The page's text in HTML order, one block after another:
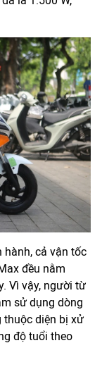
cả vận tốc
đều nằm
Vì vậy, người từ
sử dụng dòng
thuộc diện bị xử
độ tuổi theo